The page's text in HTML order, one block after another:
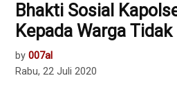
Bhakti Sosial
Kepada Warga
by 007al
Rabu, 22 Juli 2020